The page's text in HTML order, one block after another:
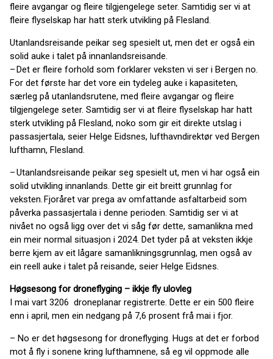
fleire avgangar og fleire tilgjengelege seter. Samtidig ser vi at
fleire flyselskap har hatt sterk utvikling på Flesland.
Utanlandsreisande peikar seg spesielt ut, men det er også ein
solid auke i talet på innanlandsreisande.
– Det er fleire forhold som forklarer veksten vi ser i Bergen no.
For det første har det vore ein tydeleg auke i kapasiteten,
særleg på utanlandsrutene, med fleire avgangar og fleire
tilgjengelege seter. Samtidig ser vi at fleire flyselskap har hatt
sterk utvikling på Flesland, noko som gir eit direkte utslag i
passasjertala, seier Helge Eidsnes, lufthavndirektør ved Bergen
lufthamn, Flesland.
– Utanlandsreisande peikar seg spesielt ut, men vi har også ein
solid utvikling innanlands. Dette gir eit breitt grunnlag for
veksten. Fjoråret var prega av omfattande asfaltarbeid som
påverka passasjertala i denne perioden. Samtidig ser vi at
nivået no også ligg over det vi såg før dette, samanlikna med
ein meir normal situasjon i 2024. Det tyder på at veksten ikkje
berre kjem av eit lågare samanlikningsgrunnlag, men også av
ein reell auke i talet på reisande, seier Helge Eidsnes.
Høgsesong for droneflyging – ikkje fly ulovleg
I mai vart 3206 droneplanar registrerte. Dette er ein 500 fleire
enn i april, men ein nedgang på 7,6 prosent frå mai i fjor.
– No er det høgsesong for droneflyging. Hugs at det er forbod
mot å fly i sonene kring lufthamnene, så eg vil oppmode alle